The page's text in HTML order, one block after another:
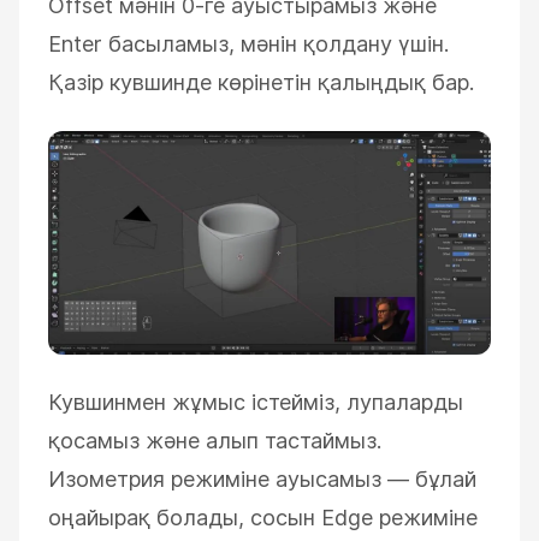
Offset мәнін 0-ге ауыстырамыз және
Enter басыламыз, мәнін қолдану үшін.
Қазір кувшинде көрінетін қалыңдық бар.
Кувшинмен жұмыс істейміз, лупаларды
қосамыз және алып тастаймыз.
Изометрия режиміне ауысамыз — бұлай
оңайырақ болады, сосын Edge режиміне